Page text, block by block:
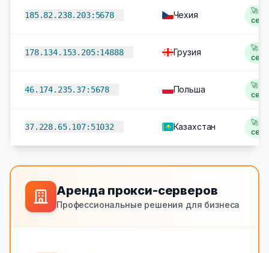
185.82.238.203:5678 Чехия
🚀
сек
178.134.153.205:14888 Грузия
🚀
сек
46.174.235.37:5678 Польша
🚀
сек
37.228.65.107:51032 Казахстан
🚀
сек
Аренда прокси-серверов
Профессиональные решения для бизнеса